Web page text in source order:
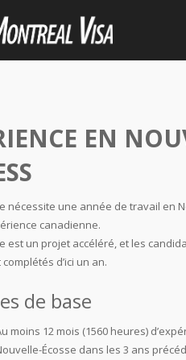
EN
nécessite une année de travail en
canadienne.
est un projet accéléré, et les
d’ici un an.
de base
moins 12 mois (1560 heures)
Écosse dans les 3 ans